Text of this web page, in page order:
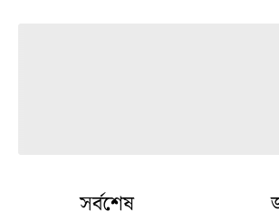
সর্বশেষ